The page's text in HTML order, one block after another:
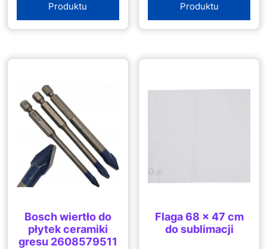
Produktu
Produktu
Bosch wiertło do
płytek ceramiki
gresu 2608579511
Flaga 68 x 47 cm
do sublimacji